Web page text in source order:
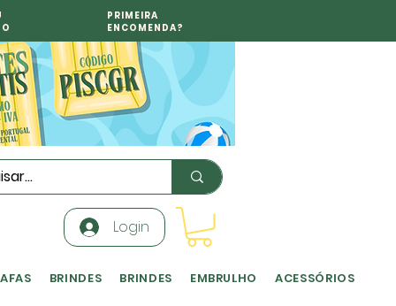
PRIMEIRA
ENCOMENDA?
Login
BRINDES BRINDES EMBRULHO ACESSÓRIOS